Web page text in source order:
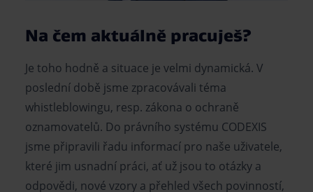
Na čem aktuálně pracuješ?
Je toho hodně a situace je velmi dynamická. V
poslední době jsme zpracovávali téma
whistleblowingu, resp. zákona o ochraně
oznamovatelů. Do právního systému CODEXIS
jsme připravili řadu informací pro naše uživatele,
které jim usnadní práci, ať už jsou to otázky a
odpovědi, nové vzory a přehled všech povinností,